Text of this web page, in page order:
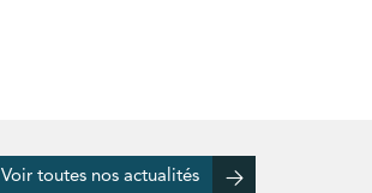
Voir toutes nos actualités